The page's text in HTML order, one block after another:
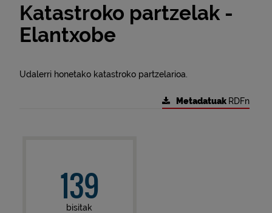
Katastroko partzelak -
Elantxobe
Udalerri honetako katastroko partzelarioa.
Metadatuak RDFn
139
bisitak